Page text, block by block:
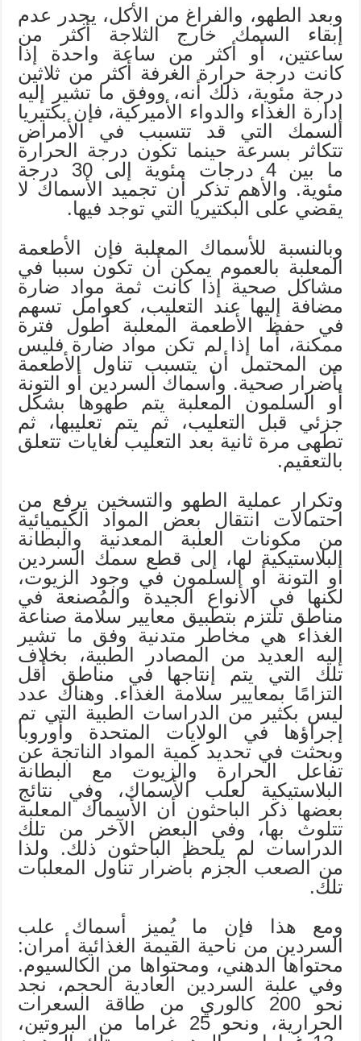
وبعد الطهو، والفراغ من الأكل، يجدر عدم
إبقاء السمك خارج الثلاجة أكثر من
ساعتين، أو أكثر من ساعة واحدة إذا
كانت درجة حرارة الغرفة أكثر من ثلاثين
درجة مئوية، ذلك أنه، ووفق ما تشير إليه
إدارة الغذاء والدواء الأميركية، فإن بكتيريا
السمك التي قد تتسبب في الأمراض
تتكاثر بسرعة حينما تكون درجة الحرارة
ما بين 4 درجات مئوية إلى 30 درجة
مئوية. والأهم تذكر أن تجميد الأسماك لا
يقضي على البكتيريا التي توجد فيها.
وبالنسبة للأسماك المعلبة فإن الأطعمة
المعلبة بالعموم يمكن أن تكون سببا في
مشاكل صحية إذا كانت ثمة مواد ضارة
مضافة إليها عند التعليب، كعوامل تسهم
في حفظ الأطعمة المعلبة أطول فترة
ممكنة، أما إذا لم تكن مواد ضارة فليس
من المحتمل أن يتسبب تناول الأطعمة
بأضرار صحية. وأسماك السردين أو التونة
أو السلمون المعلبة يتم طهوها بشكل
جزئي قبل التعليب، ثم يتم تعليبها، ثم
تطهى مرة ثانية بعد التعليب لغايات تتعلق
بالتعقيم.
وتكرار عملية الطهو والتسخين يرفع من
احتمالات انتقال بعض المواد الكيميائية
من مكونات العلبة المعدنية والبطانة
البلاستيكية لها، إلى قطع سمك السردين
أو التونة أو السلمون في وجود الزيوت،
لكنها في الأنواع الجيدة والمُصنعة في
مناطق تلتزم بتطبيق معايير سلامة صناعة
الغذاء هي مخاطر متدنية وفق ما تشير
إليه العديد من المصادر الطبية، بخلاف
تلك التي يتم إنتاجها في مناطق أقل
التزامًا بمعايير سلامة الغذاء. وهناك عدد
ليس بكثير من الدراسات الطبية التي تم
إجراؤها في الولايات المتحدة وأوروبا
وبحثت في تحديد كمية المواد الناتجة عن
تفاعل الحرارة والزيوت مع البطانة
البلاستيكية لعلب الأسماك، وفي نتائج
بعضها ذكر الباحثون أن الأسماك المعلبة
تتلوث بها، وفي البعض الآخر من تلك
الدراسات لم يلحظ الباحثون ذلك. ولذا
من الصعب الجزم بأضرار تناول المعلبات
تلك.
ومع هذا فإن ما يُميز أسماك علب
السردين من ناحية القيمة الغذائية أمران:
محتواها الدهني، ومحتواها من الكالسيوم.
وفي علبة السردين العادية الحجم، نجد
نحو 200 كالوري من طاقة السعرات
الحرارية، ونحو 25 غراما من البروتين،